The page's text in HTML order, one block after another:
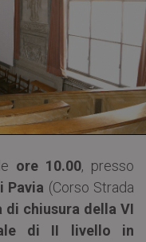
ore 10.00, presso
Pavia (Corso Strada
di chiusura della VI
di II livello in